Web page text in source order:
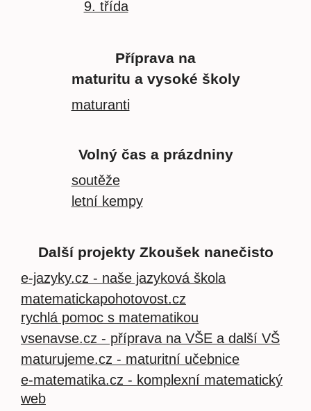
9. třída
Příprava na
maturitu a vysoké školy
maturanti
Volný čas a prázdniny
soutěže
letní kempy
Další projekty Zkoušek nanečisto
e-jazyky.cz - naše jazyková škola
matematickapohotovost.cz
rychlá pomoc s matematikou
vsenavse.cz - příprava na VŠE a další VŠ
maturujeme.cz - maturitní učebnice
e-matematika.cz - komplexní matematický
web